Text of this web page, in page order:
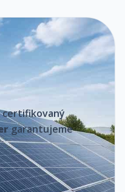
certifikovaný
garantujeme